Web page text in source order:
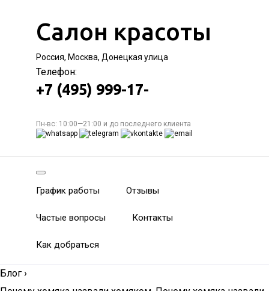
Салон красоты
Россия, Москва, Донецкая улица
Телефон:
+7 (495) 999-17-
Пн-вс: 10:00—21:00 и до последнего клиента
График работы Отзывы
Частые вопросы Контакты
Как добраться
Блог ›